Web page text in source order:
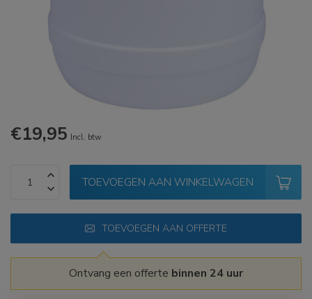
€19,95 Incl. btw
TOEVOEGEN AAN WINKELWAGEN
TOEVOEGEN AAN OFFERTE
Ontvang een offerte binnen 24 uur